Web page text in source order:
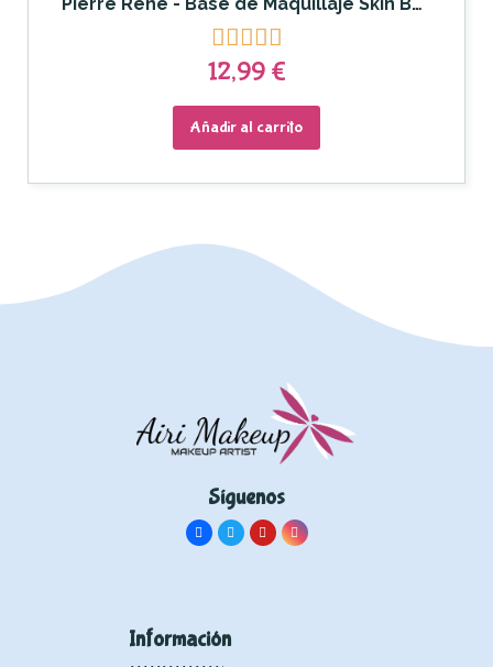

12,99 €
Añadir al carrito
Síguenos
Información